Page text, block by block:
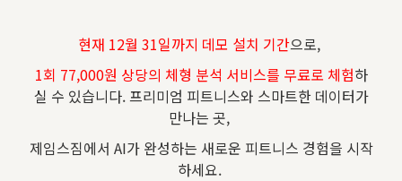
현재 12월 31일까지 데모 설치 기간으로,
1회 77,000원 상당의 체형 분석 서비스를 무료로 체험하
실 수 있습니다. 프리미엄 피트니스와 스마트한 데이터가
만나는 곳,
제임스짐에서 AI가 완성하는 새로운 피트니스 경험을 시작
하세요.